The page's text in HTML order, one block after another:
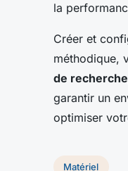
la
Créer et
méthodique,
de recherche
garantir un
optimiser
Matériel